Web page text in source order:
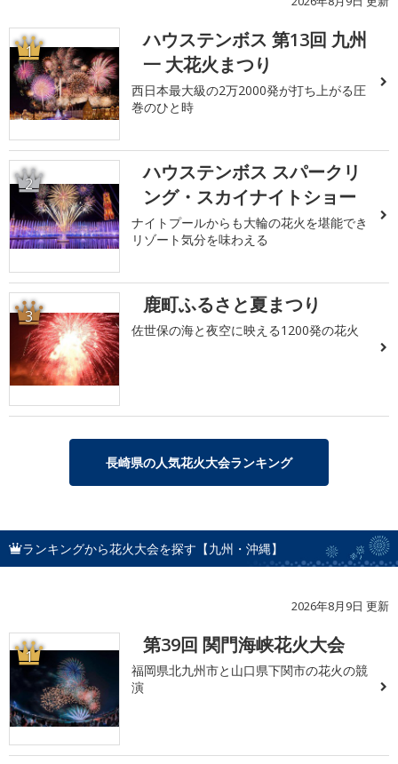
1
ハウステンボス 第13回 九州
一 大花火まつり
西日本最大級の2万2000発が打ち上がる圧
巻のひと時
2
ハウステンボス スパークリ
ング・スカイナイトショー
ナイトプールからも大輪の花火を堪能でき
リゾート気分を味わえる
3 鹿町ふるさと夏まつり
佐世保の海と夜空に映える1200発の花火
長崎県の人気花火大会ランキング
ランキングから花火大会を探す【九州・沖縄】
2026年8月9日 更新
1 第39回 関門海峡花火大会
福岡県北九州市と山口県下関市の花火の競
演